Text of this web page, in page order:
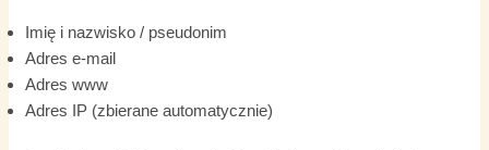
Imię i nazwisko / pseudonim
Adres e-mail
Adres www
Adres IP (zbierane automatycznie)